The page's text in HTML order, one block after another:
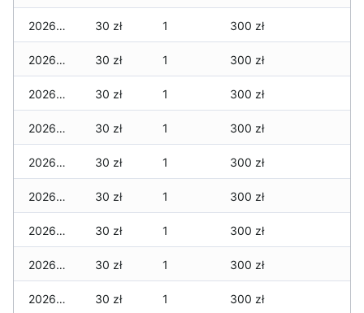
2026-06-04 30 zł 1 300 zł
2026-06-03 30 zł 1 300 zł
2026-06-02 30 zł 1 300 zł
2026-06-01 30 zł 1 300 zł
2026-05-31 30 zł 1 300 zł
2026-05-30 30 zł 1 300 zł
2026-05-29 30 zł 1 300 zł
2026-05-28 30 zł 1 300 zł
2026-05-27 30 zł 1 300 zł